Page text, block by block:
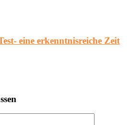
eine erkenntnisreiche Zeit